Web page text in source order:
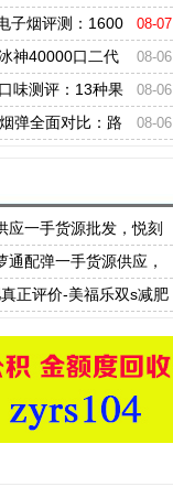
心头好？ 08-07
子烟评测：1600
搭配纯钴电池及高清
08-06
神40000口二代
式，凭什么席卷市场？
08-06
味测评：13种果
？ 08-06
弹全面对比：路
应一手货源批发，悦刻
渠道
通配弹一手货源供应，
批发渠道
正评价-美福乐双s减肥